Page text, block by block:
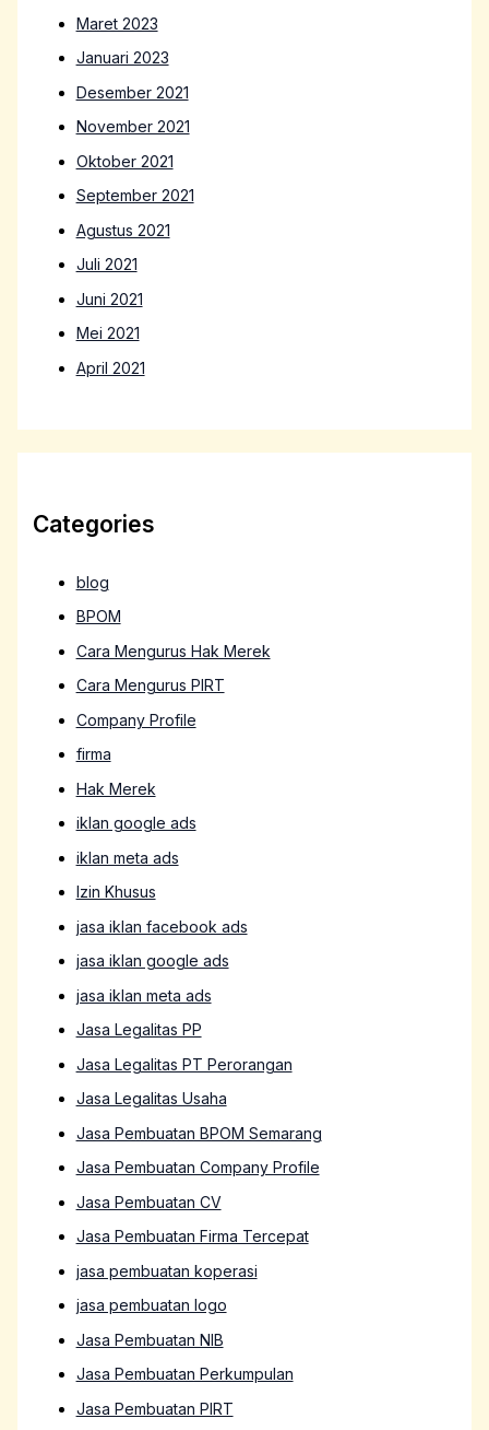
Maret 2023
Januari 2023
Desember 2021
November 2021
Oktober 2021
September 2021
Agustus 2021
Juli 2021
Juni 2021
Mei 2021
April 2021
Categories
blog
BPOM
Cara Mengurus Hak Merek
Cara Mengurus PIRT
Company Profile
firma
Hak Merek
iklan google ads
iklan meta ads
Izin Khusus
jasa iklan facebook ads
jasa iklan google ads
jasa iklan meta ads
Jasa Legalitas PP
Jasa Legalitas PT Perorangan
Jasa Legalitas Usaha
Jasa Pembuatan BPOM Semarang
Jasa Pembuatan Company Profile
Jasa Pembuatan CV
Jasa Pembuatan Firma Tercepat
jasa pembuatan koperasi
jasa pembuatan logo
Jasa Pembuatan NIB
Jasa Pembuatan Perkumpulan
Jasa Pembuatan PIRT